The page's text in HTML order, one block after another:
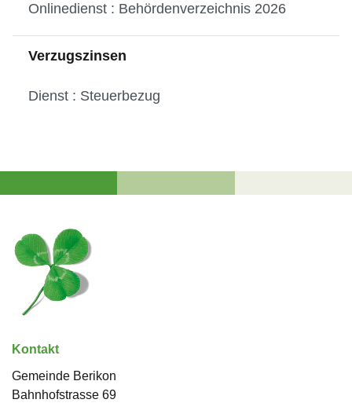
Onlinedienst : Behördenverzeichnis 2026
Verzugszinsen
Dienst : Steuerbezug
Kontakt
Gemeinde Berikon
Bahnhofstrasse 69